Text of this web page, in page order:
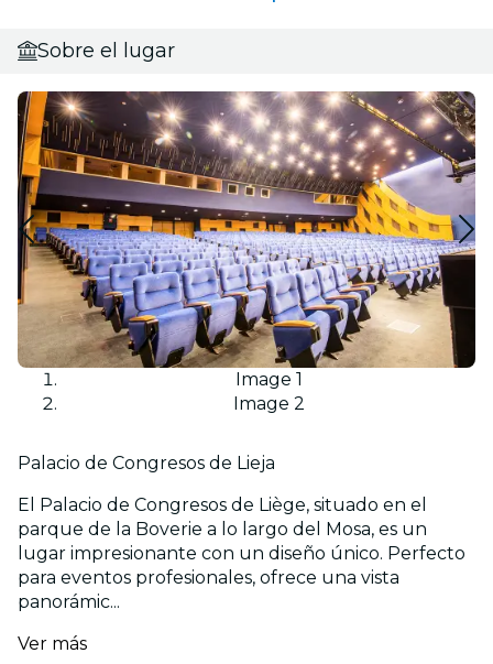
Sobre el lugar
Image 1
Image 2
Palacio de Congresos de Lieja
El Palacio de Congresos de Liège, situado en el
parque de la Boverie a lo largo del Mosa, es un
lugar impresionante con un diseño único. Perfecto
para eventos profesionales, ofrece una vista
panorámic...
Ver más